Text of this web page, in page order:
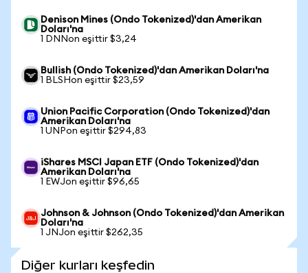
Denison Mines (Ondo Tokenized)'dan Amerikan
Doları'na
1 DNNon eşittir $3,24
Bullish (Ondo Tokenized)'dan Amerikan Doları'na
1 BLSHon eşittir $23,59
Union Pacific Corporation (Ondo Tokenized)'dan
Amerikan Doları'na
1 UNPon eşittir $294,83
iShares MSCI Japan ETF (Ondo Tokenized)'dan
Amerikan Doları'na
1 EWJon eşittir $96,65
Johnson & Johnson (Ondo Tokenized)'dan Amerikan
Doları'na
1 JNJon eşittir $262,35
Diğer kurları keşfedin